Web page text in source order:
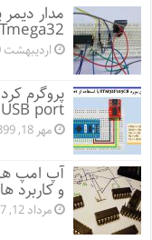
اردیبهشت 20, 1400
USB port
مهر 18, 1399
آپ امپ
و کاربرد ها
مرداد 12, 1397